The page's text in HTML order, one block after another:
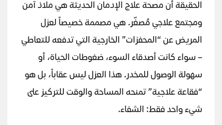
الحقيقة أن مصحة علاج الإدمان الحديثة هي ملاذ آمن
ومجتمع علاجي مُصغّر. هي مصممة خصيصاً لعزل
المريض عن “المحفزات” الخارجية التي تدفعه للتعاطي
– سواء كانت أصدقاء السوء، ضغوطات الحياة، أو
سهولة الوصول للمخدر. هذا العزل ليس عقاباً، بل هو
“فقاعة علاجية” تمنحه المساحة والوقت للتركيز على
شيء واحد فقط: الشفاء.